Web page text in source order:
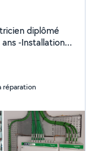
diplômé
-Installations
-
-branchement
électriques.. -
de la réparation